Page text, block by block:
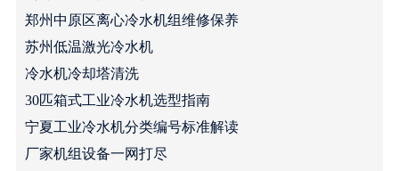
郑州中原区离心冷水机组维修保养
苏州低温激光冷水机
冷水机冷却塔清洗
30匹箱式工业冷水机选型指南
宁夏工业冷水机分类编号标准解读
厂家机组设备一网打尽